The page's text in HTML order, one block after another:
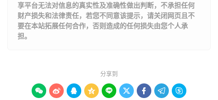
享平台无法对信息的真实性及准确性做出判断，不承担任何
财产损失和法律责任，若您不同意该提示，请关闭网页且不
要在本站拓展任何合作，否则造成的任何损失由您个人承
担。
分享到
        